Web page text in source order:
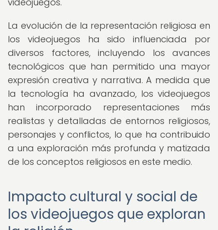
La evolución de la representación religiosa en
los videojuegos ha sido influenciada por
diversos factores, incluyendo los avances
tecnológicos que han permitido una mayor
expresión creativa y narrativa. A medida que
la tecnología ha avanzado, los videojuegos
han incorporado representaciones más
realistas y detalladas de entornos religiosos,
personajes y conflictos, lo que ha contribuido
a una exploración más profunda y matizada
de los conceptos religiosos en este medio.
Impacto cultural y social de
los videojuegos que exploran